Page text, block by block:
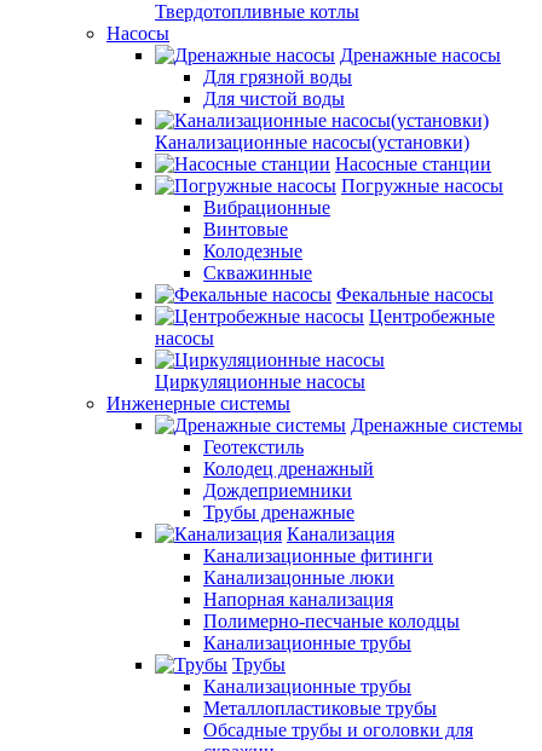
Твердотопливные котлы
Насосы
Дренажные насосы
Для грязной воды
Для чистой воды
Канализационные насосы(установки)
Насосные станции
Погружные насосы
Вибрационные
Винтовые
Колодезные
Скважинные
Фекальные насосы
Центробежные
насосы
Циркуляционные насосы
Инженерные системы
Дренажные системы
Геотекстиль
Колодец дренажный
Дождеприемники
Трубы дренажные
Канализация
Канализационные фитинги
Канализацонные люки
Напорная канализация
Полимерно-песчаные колодцы
Канализационные трубы
Трубы
Канализационные трубы
Металлопластиковые трубы
Обсадные трубы и оголовки для